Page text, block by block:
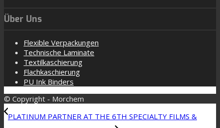
Über Uns
Flexible Verpackungen
Technische Laminate
Textilkaschierung
Flachkaschierung
PU Ink Binders
© Copyright - Morchem
PLATINUM PARTNER AT THE 6TH SPECIALTY FILMS &